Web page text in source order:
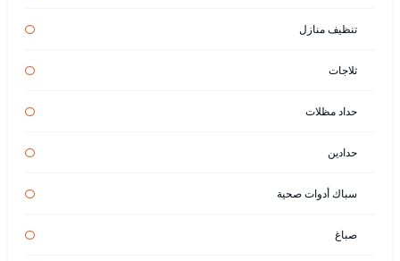
تنظيف منازل
ثلاجات
حداد مظلات
حدادين
سباك أدوات صحية
صباغ